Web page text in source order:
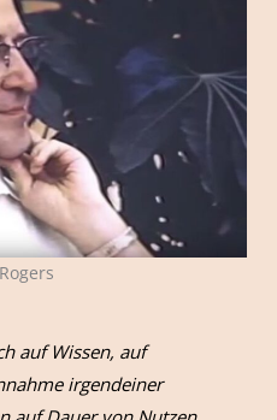
auf Wissen, auf
irgendeiner